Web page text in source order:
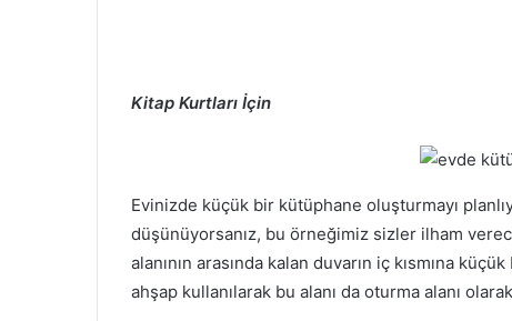
Kitap Kurtları İçin
Evinizde küçük bir kütüphane oluşturmayı
düşünüyorsanız, bu örneğimiz sizler ilham
alanının arasında kalan duvarın iç kısmına
ahşap kullanılarak bu alanı da oturma alanı